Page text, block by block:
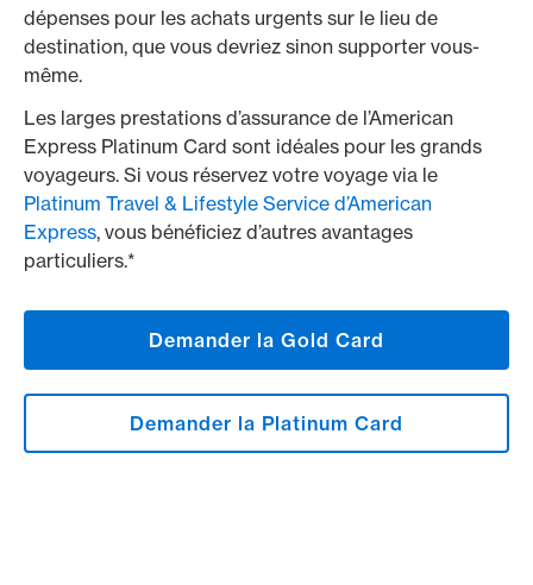
dépenses pour les achats urgents sur le lieu de
destination, que vous devriez sinon supporter vous-
même.
Les larges prestations d’assurance de l’American
Express Platinum Card sont idéales pour les grands
voyageurs. Si vous réservez votre voyage via le
Platinum Travel & Lifestyle Service d’American
Express, vous bénéficiez d’autres avantages
particuliers.*
Demander la Gold Card
Demander la Platinum Card